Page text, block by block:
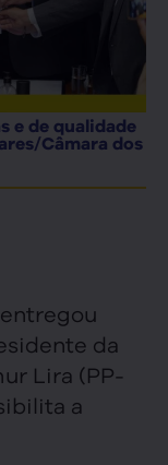
e de qualidade
Câmara dos
da
Lira (PP-
a